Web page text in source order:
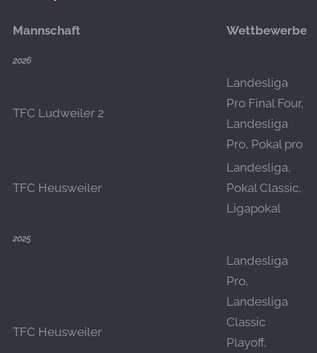
Mannschaft Wettbewerbe
2026
TFC Ludweiler 2
Landesliga
Pro Final Four,
Landesliga
Pro, Pokal pro
TFC Heusweiler
Landesliga,
Pokal Classic,
Ligapokal
2025
TFC Heusweiler
Landesliga
Pro,
Landesliga
Classic
Playoff,